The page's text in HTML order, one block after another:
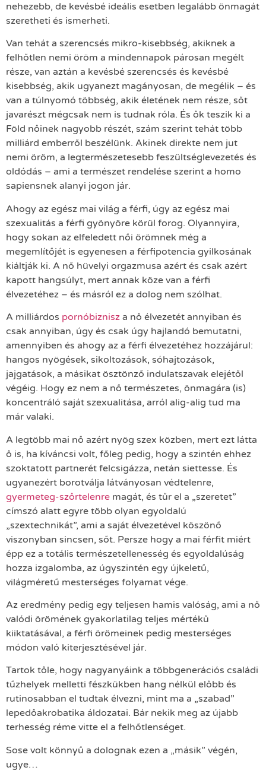
nehezebb, de kevésbé ideális esetben legalább önmagát
szeretheti és ismerheti.
Van tehát a szerencsés mikro-kisebbség, akiknek a
felhőtlen nemi öröm a mindennapok párosan megélt
része, van aztán a kevésbé szerencsés és kevésbé
kisebbség, akik ugyanezt magányosan, de megélik – és
van a túlnyomó többség, akik életének nem része, sőt
javarészt mégcsak nem is tudnak róla. És ők teszik ki a
Föld nőinek nagyobb részét, szám szerint tehát több
milliárd emberről beszélünk. Akinek direkte nem jut
nemi öröm, a legtermészetesebb feszültséglevezetés és
oldódás – ami a természet rendelése szerint a homo
sapiensnek alanyi jogon jár.
Ahogy az egész mai világ a férfi, úgy az egész mai
szexualitás a férfi gyönyöre körül forog. Olyannyira,
hogy sokan az elfeledett női örömnek még a
megemlítőjét is egyenesen a férfipotencia gyilkosának
kiáltják ki. A nő hüvelyi orgazmusa azért és csak azért
kapott hangsúlyt, mert annak köze van a férfi
élvezetéhez – és másról ez a dolog nem szólhat.
A milliárdos pornóbiznisz a nő élvezetét annyiban és
csak annyiban, úgy és csak úgy hajlandó bemutatni,
amennyiben és ahogy az a férfi élvezetéhez hozzájárul:
hangos nyögések, sikoltozások, sóhajtozások,
jajgatások, a másikat ösztönző indulatszavak elejétől
végéig. Hogy ez nem a nő természetes, önmagára (is)
koncentráló saját szexualitása, arról alig-alig tud ma
már valaki.
A legtöbb mai nő azért nyög szex közben, mert ezt látta
ő is, ha kíváncsi volt, főleg pedig, hogy a szintén ehhez
szoktatott partnerét felcsigázza, netán siettesse. És
ugyanezért borotválja látványosan védtelenre,
gyermeteg-szőrtelenre magát, és tűr el a „szeretet”
címszó alatt egyre több olyan egyoldalú
„szextechnikát”, ami a saját élvezetével köszönő
viszonyban sincsen, sőt. Persze hogy a mai férfit miért
épp ez a totális természetellenesség és egyoldalúság
hozza izgalomba, az úgyszintén egy újkeletű,
világméretű mesterséges folyamat vége.
Az eredmény pedig egy teljesen hamis valóság, ami a nő
valódi örömének gyakorlatilag teljes mértékű
kiiktatásával, a férfi örömeinek pedig mesterséges
módon való kiterjesztésével jár.
Tartok tőle, hogy nagyanyáink a többgenerációs családi
tűzhelyek melletti fészkükben hang nélkül előbb és
rutinosabban el tudtak élvezni, mint ma a „szabad”
lepedőakrobatika áldozatai. Bár nekik meg az újabb
terhesség réme vitte el a felhőtlenséget.
Sose volt könnyű a dolognak ezen a „másik” végén,
ugye…